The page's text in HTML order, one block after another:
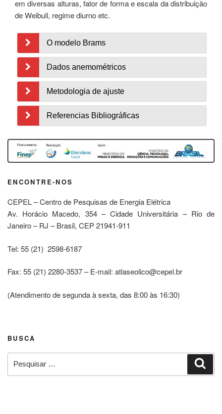
em diversas alturas, fator de forma e escala da distribuição
de Weibull, regime diurno etc.
O modelo Brams
Dados anemométricos
Metodologia de ajuste
Referencias Bibliográficas
ENCONTRE-NOS
CEPEL – Centro de Pesquisas de Energia Elétrica
Av. Horácio Macedo, 354 – Cidade Universitária – Rio de
Janeiro – RJ – Brasil, CEP 21941-911
Tel: 55 (21) 2598-6187
Fax: 55 (21) 2280-3537 – E-mail: atlaseolico@cepel.br
(Atendimento de segunda à sexta, das 8:00 às 16:30)
BUSCA
por: